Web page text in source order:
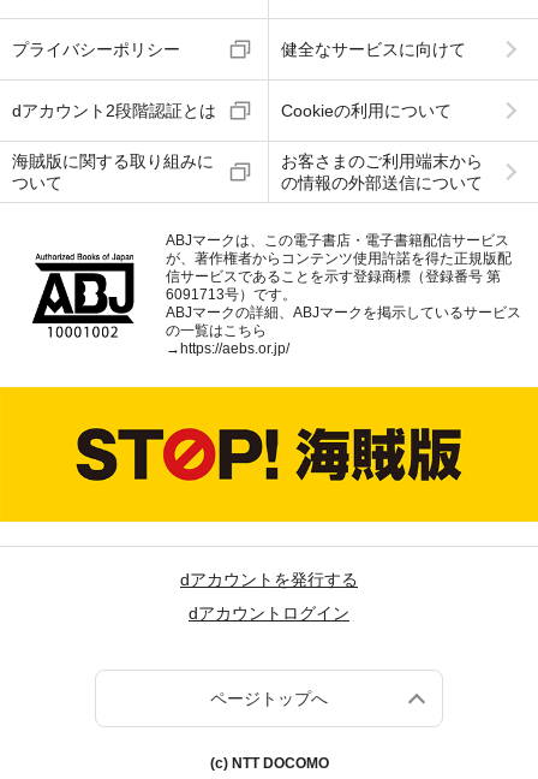
プライバシーポリシー 健全なサービスに向けて
dアカウント2段階認証とは Cookieの利用について
海賊版に関する取り組みに
ついて
お客さまのご利用端末から
の情報の外部送信について
ABJマークは、この電子書店・電子書籍配信サービス
が、著作権者からコンテンツ使用許諾を得た正規版配
信サービスであることを示す登録商標（登録番号 第
6091713号）です。
ABJマークの詳細、ABJマークを掲示しているサービス
の一覧はこちら
→ https://aebs.or.jp/
dアカウントを発行する
dアカウントログイン
ページトップへ
(c) NTT DOCOMO